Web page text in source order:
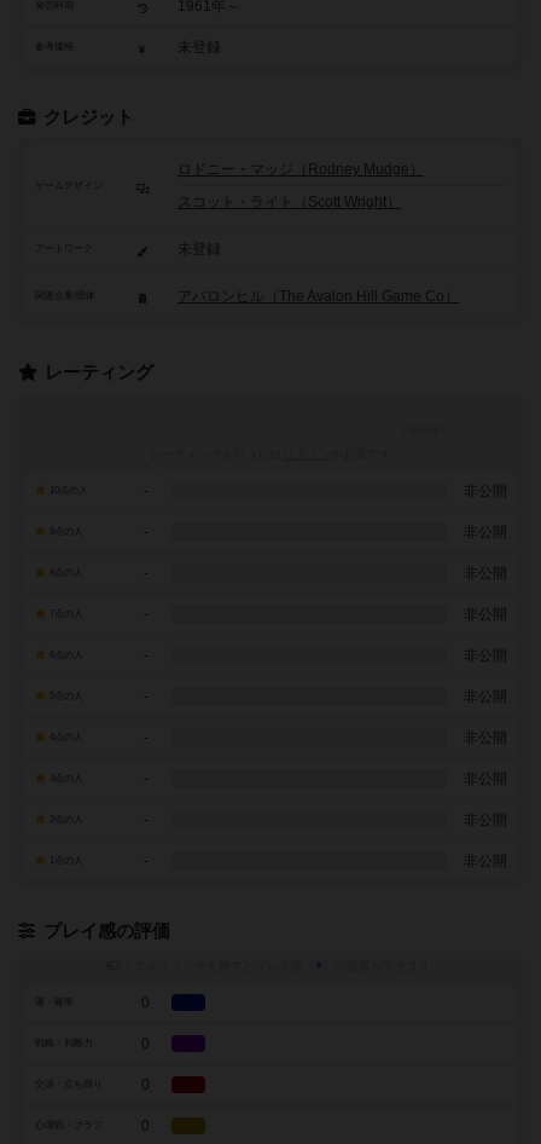
1961年～
参考価格 未登録
クレジット
ゲームデザイン
ロドニー・マッジ（Rodney Mudge）
スコット・ライト（Scott Wright）
アートワーク 未登録
アバロンヒル（The Avalon Hill Game Co）
レーティング
- 非公開
- 非公開
- 非公開
7点の人 - 非公開
- 非公開
- 非公開
- 非公開
- 非公開
- 非公開
- 非公開
プレイ感の評価
※
0
戦略・判断力 0
0
0